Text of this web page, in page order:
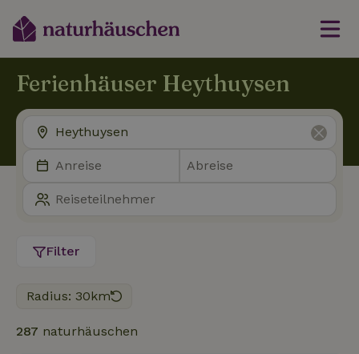
Ferienhäuser Heythuysen
Filter
Radius: 30km
287 naturhäuschen